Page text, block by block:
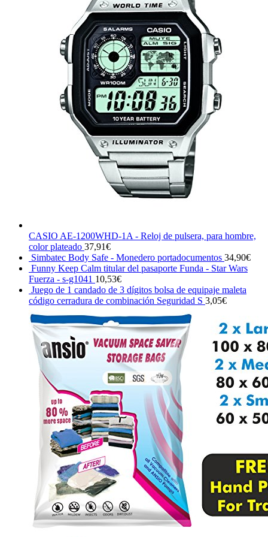
CASIO AE-1200WHD-1A - Reloj de pulsera, para hombre,
color plateado 37,91€
Simbatec Body Safe - Monedero portadocumentos 34,90€
Funny Keep Calm titular del pasaporte Funda - Star Wars
Fuerza - s-g1041 10,53€
Juego de 1 candado de 3 dígitos bolsa de equipaje maleta
código cerradura de combinación Seguridad S 3,05€